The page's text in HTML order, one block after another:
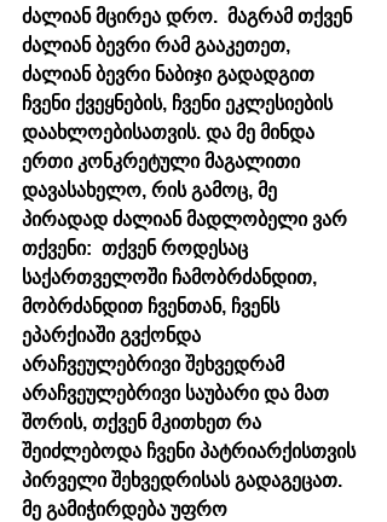
ძალიან მცირეა დრო.  მაგრამ თქვენ
ძალიან ბევრი რამ გააკეთეთ,
ძალიან ბევრი ნაბიჯი გადადგით
ჩვენი ქვეყნების, ჩვენი ეკლესიების
დაახლოებისათვის. და მე მინდა
ერთი კონკრეტული მაგალითი
დავასახელო, რის გამოც, მე
პირადად ძალიან მადლობელი ვარ
თქვენი:  თქვენ როდესაც
საქართველოში ჩამობრძანდით,
მობრძანდით ჩვენთან, ჩვენს
ეპარქიაში გვქონდა
არაჩვეულებრივი შეხვედრამ
არაჩვეულებრივი საუბარი და მათ
შორის, თქვენ მკითხეთ რა
შეიძლებოდა ჩვენი პატრიარქისთვის
პირველი შეხვედრისას გადაგეცათ.
მე გამიჭირდება უფრო